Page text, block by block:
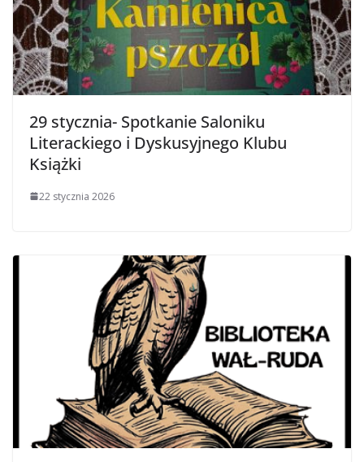
29 stycznia- Spotkanie Saloniku
Literackiego i Dyskusyjnego Klubu
Książki
22 stycznia 2026